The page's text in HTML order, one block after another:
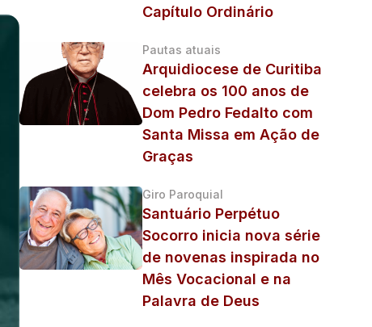
Capítulo Ordinário
Pautas atuais
Arquidiocese de Curitiba
celebra os 100 anos de
Dom Pedro Fedalto com
Santa Missa em Ação de
Graças
Giro Paroquial
Santuário Perpétuo
Socorro inicia nova série
de novenas inspirada no
Mês Vocacional e na
Palavra de Deus